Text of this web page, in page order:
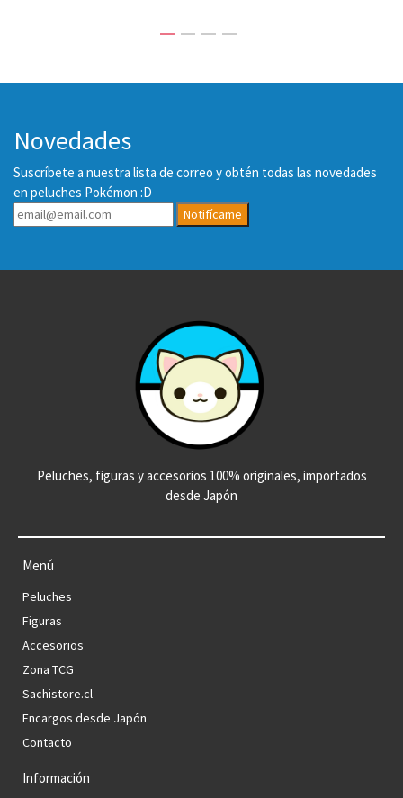
Novedades
Suscríbete a nuestra lista de correo y obtén todas las novedades
en peluches Pokémon :D
Notifícame
Peluches, figuras y accesorios 100% originales, importados
desde Japón
Menú
Peluches
Figuras
Accesorios
Zona TCG
Sachistore.cl
Encargos desde Japón
Contacto
Información